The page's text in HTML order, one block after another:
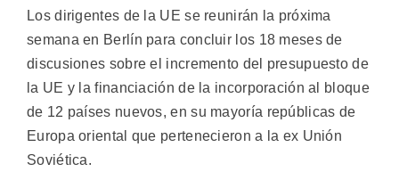
Los dirigentes de la UE se reunirán la próxima
semana en Berlín para concluir los 18 meses de
discusiones sobre el incremento del presupuesto de
la UE y la financiación de la incorporación al bloque
de 12 países nuevos, en su mayoría repúblicas de
Europa oriental que pertenecieron a la ex Unión
Soviética.